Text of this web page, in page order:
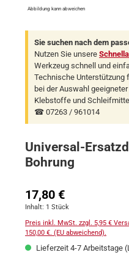
Abbildung kann abweichen
Sie suchen nach dem
Nutzen Sie unsere
Werkzeug schnell und
Technische Unterstützung
bei der Auswahl
Klebstoffe und
☎ 07263 / 961014
Universal-
Bohrung
Regulärer Preis:
17,80 €
Inhalt: 1 Stück
Preis inkl. MwSt. zzgl. 5,95 €
150,00 €. (EU abweichend).
Lieferzeit 4-7 Arbeitstage